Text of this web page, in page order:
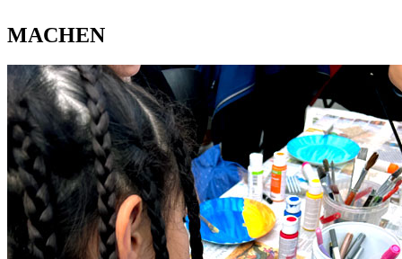
MACHEN